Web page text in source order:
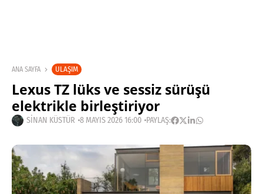
ANA SAYFA ULAŞIM
Lexus TZ lüks ve sessiz sürüşü
elektrikle birleştiriyor
SINAN KÜSTÜR 8 MAYIS 2026 16:00 PAYLAŞ: